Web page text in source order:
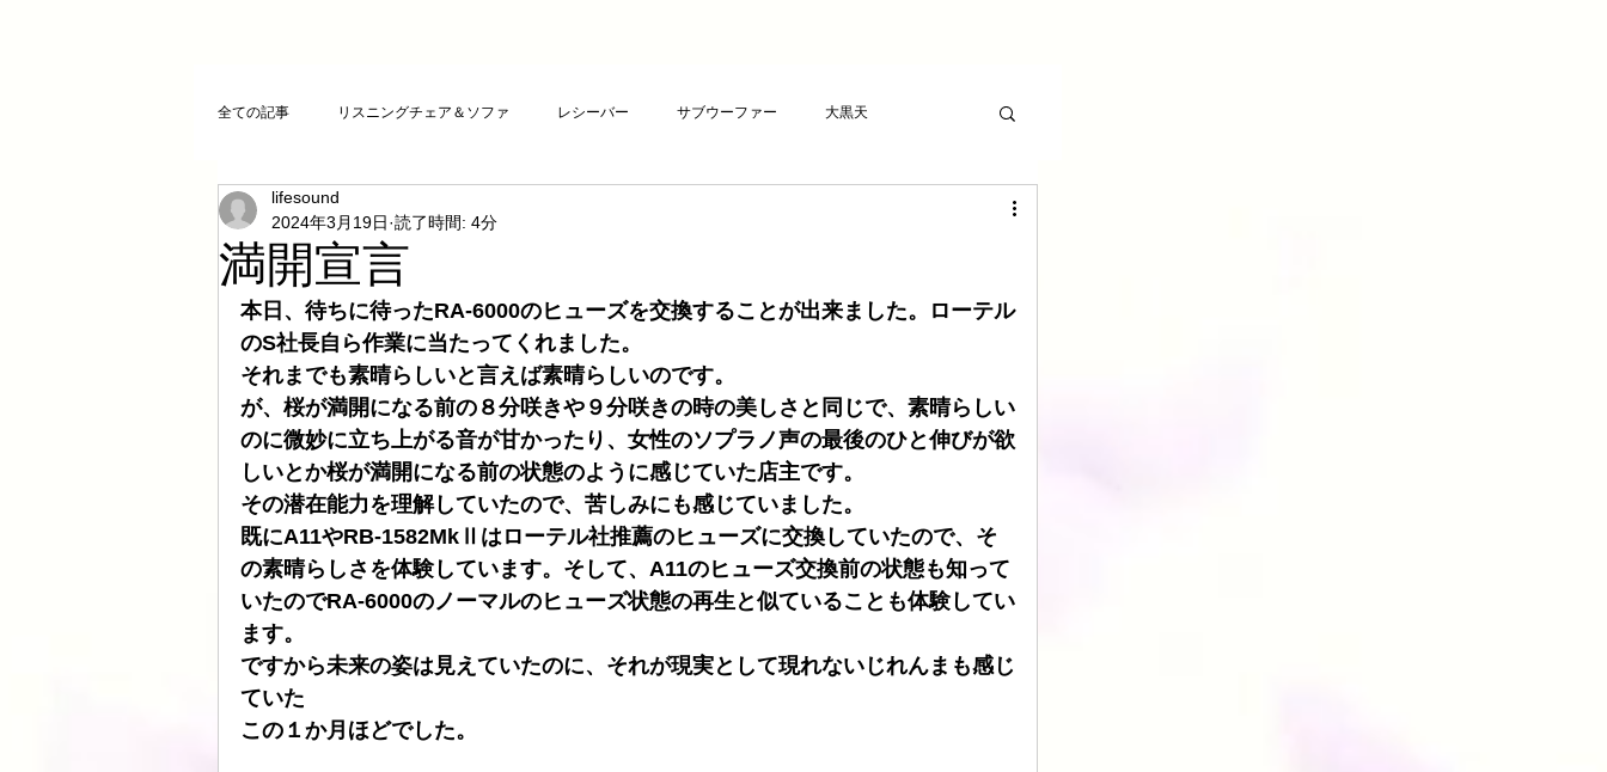
全ての記事 リスニングチェア＆ソファ レシーバー サブウーファー 大黒天
クリスタルチューニング
DAコンバーター CDトランスポート アンプ ライフサンドチューニング
お気に入りCD FAZIOLI 電磁波バスター 新素材チューニング アンプ
cosmicチューニング お客様のご感想 LSエボニーパッド ダイヤモンドLSエボニーパッド
ATOLL スピーカーケーブル CHORD SIMAUDIO ATOLL DSD
HDDプレヤー
満開宣言
lifesound
2024年3月19日 読了時間: 4分
本日、待ちに待ったRA-6000のヒューズを交換することが出来ました。ローテル
のS社長自ら作業に当たってくれました。
それまでも素晴らしいと言えば素晴らしいのです。
が、桜が満開になる前の８分咲きや９分咲きの時の美しさと同じで、素晴らしい
のに微妙に立ち上がる音が甘かったり、女性のソプラノ声の最後のひと伸びが欲
しいとか桜が満開になる前の状態のように感じていた店主です。
その潜在能力を理解していたので、苦しみにも感じていました。
既にA11やRB-1582MkⅡはローテル社推薦のヒューズに交換していたので、そ
の素晴らしさを体験しています。そして、A11のヒューズ交換前の状態も知って
いたのでRA-6000のノーマルのヒューズ状態の再生と似ていることも体験してい
ます。
ですから未来の姿は見えていたのに、それが現実として現れないじれんまも感じ
ていた
この１か月ほどでした。